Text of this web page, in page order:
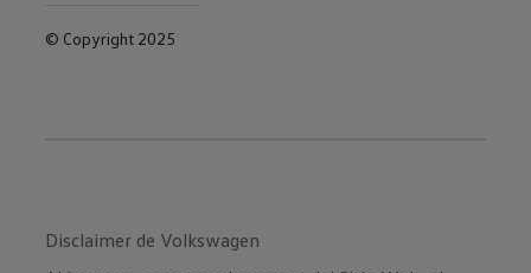
© Copyright 2025
Disclaimer de Volkswagen